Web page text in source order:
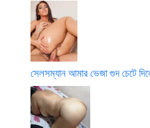
সেলসম্যান আমার ভেজা গুদ চেটে